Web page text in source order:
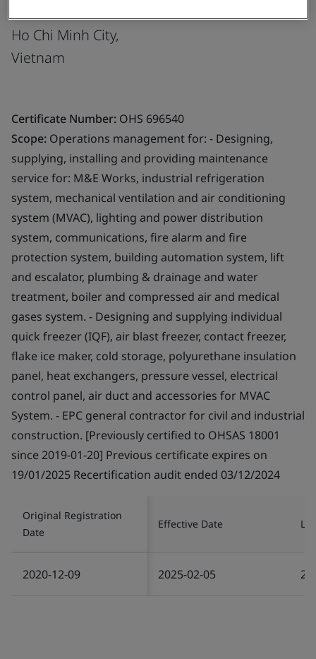
Ho Chi Minh City,
Vietnam
Certificate Number: OHS 696540
Scope: Operations management for: - Designing,
supplying, installing and providing maintenance
service for: M&E Works, industrial refrigeration
system, mechanical ventilation and air conditioning
system (MVAC), lighting and power distribution
system, communications, fire alarm and fire
protection system, building automation system, lift
and escalator, plumbing & drainage and water
treatment, boiler and compressed air and medical
gases system. - Designing and supplying individual
quick freezer (IQF), air blast freezer, contact freezer,
flake ice maker, cold storage, polyurethane insulation
panel, heat exchangers, pressure vessel, electrical
control panel, air duct and accessories for MVAC
System. - EPC general contractor for civil and industrial
construction. [Previously certified to OHSAS 18001
since 2019-01-20] Previous certificate expires on
19/01/2025 Recertification audit ended 03/12/2024
Original Registration
Date
Effective Date
2020-12-09 2025-02-05